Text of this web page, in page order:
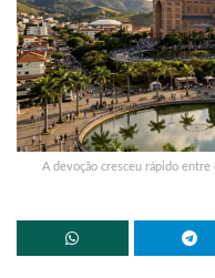
A devoção cresceu rápido